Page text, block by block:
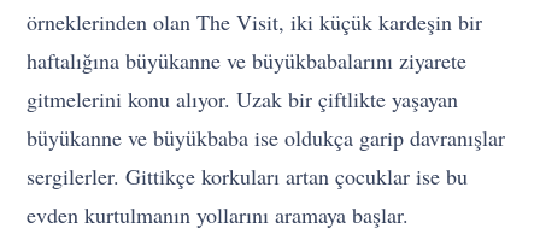
örneklerinden olan The Visit, iki küçük kardeşin bir
haftalığına büyükanne ve büyükbabalarını ziyarete
gitmelerini konu alıyor. Uzak bir çiftlikte yaşayan
büyükanne ve büyükbaba ise oldukça garip davranışlar
sergilerler. Gittikçe korkuları artan çocuklar ise bu
evden kurtulmanın yollarını aramaya başlar.